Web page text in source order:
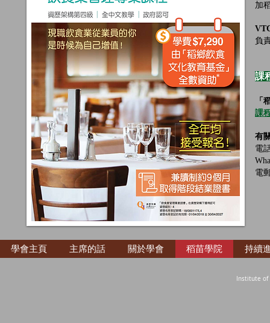
加
負
課
「
課
有
電
學會主頁 主席的話 關於學會 稻苗學院 持續
Institute of